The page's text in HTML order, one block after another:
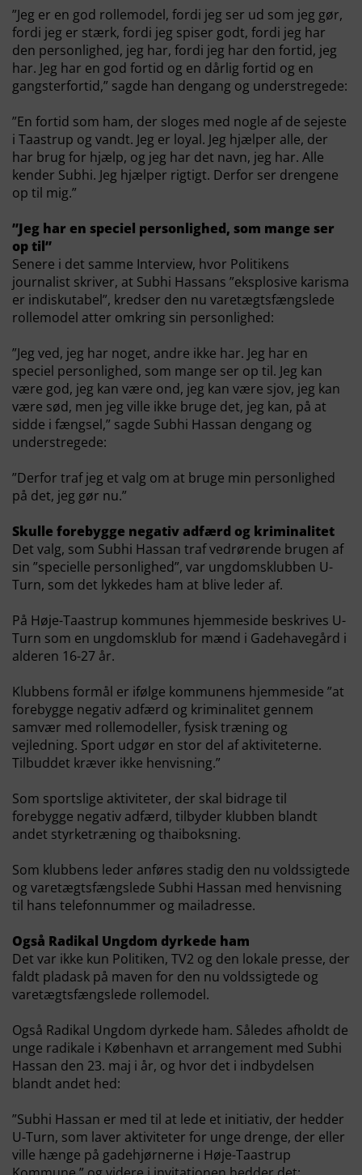
”Jeg er en god rollemodel, fordi jeg ser ud som jeg gør,
fordi jeg er stærk, fordi jeg spiser godt, fordi jeg har
den personlighed, jeg har, fordi jeg har den fortid, jeg
har. Jeg har en god fortid og en dårlig fortid og en
gangsterfortid,” sagde han dengang og understregede:
”En fortid som ham, der sloges med nogle af de sejeste
i Taastrup og vandt. Jeg er loyal. Jeg hjælper alle, der
har brug for hjælp, og jeg har det navn, jeg har. Alle
kender Subhi. Jeg hjælper rigtigt. Derfor ser drengene
op til mig.”
”Jeg har en speciel personlighed, som mange ser
op til”
Senere i det samme Interview, hvor Politikens
journalist skriver, at Subhi Hassans ”eksplosive karisma
er indiskutabel”, kredser den nu varetægtsfængslede
rollemodel atter omkring sin personlighed:
”Jeg ved, jeg har noget, andre ikke har. Jeg har en
speciel personlighed, som mange ser op til. Jeg kan
være god, jeg kan være ond, jeg kan være sjov, jeg kan
være sød, men jeg ville ikke bruge det, jeg kan, på at
sidde i fængsel,” sagde Subhi Hassan dengang og
understregede:
”Derfor traf jeg et valg om at bruge min personlighed
på det, jeg gør nu.”
Skulle forebygge negativ adfærd og kriminalitet
Det valg, som Subhi Hassan traf vedrørende brugen af
sin ”specielle personlighed”, var ungdomsklubben U-
Turn, som det lykkedes ham at blive leder af.
På Høje-Taastrup kommunes hjemmeside beskrives U-
Turn som en ungdomsklub for mænd i Gadehavegård i
alderen 16-27 år.
Klubbens formål er ifølge kommunens hjemmeside ”at
forebygge negativ adfærd og kriminalitet gennem
samvær med rollemodeller, fysisk træning og
vejledning. Sport udgør en stor del af aktiviteterne.
Tilbuddet kræver ikke henvisning.”
Som sportslige aktiviteter, der skal bidrage til
forebygge negativ adfærd, tilbyder klubben blandt
andet styrketræning og thaiboksning.
Som klubbens leder anføres stadig den nu voldssigtede
og varetægtsfængslede Subhi Hassan med henvisning
til hans telefonnummer og mailadresse.
Også Radikal Ungdom dyrkede ham
Det var ikke kun Politiken, TV2 og den lokale presse, der
faldt pladask på maven for den nu voldssigtede og
varetægtsfængslede rollemodel.
Også Radikal Ungdom dyrkede ham. Således afholdt de
unge radikale i København et arrangement med Subhi
Hassan den 23. maj i år, og hvor det i indbydelsen
blandt andet hed:
”Subhi Hassan er med til at lede et initiativ, der hedder
U-Turn, som laver aktiviteter for unge drenge, der eller
ville hænge på gadehjørnerne i Høje-Taastrup